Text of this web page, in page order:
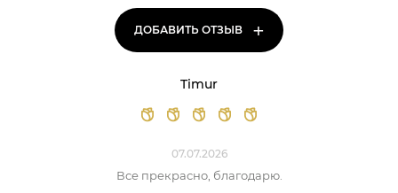
ДОБАВИТЬ ОТЗЫВ +
Timur
07.07.2026
Все прекрасно, благодарю.